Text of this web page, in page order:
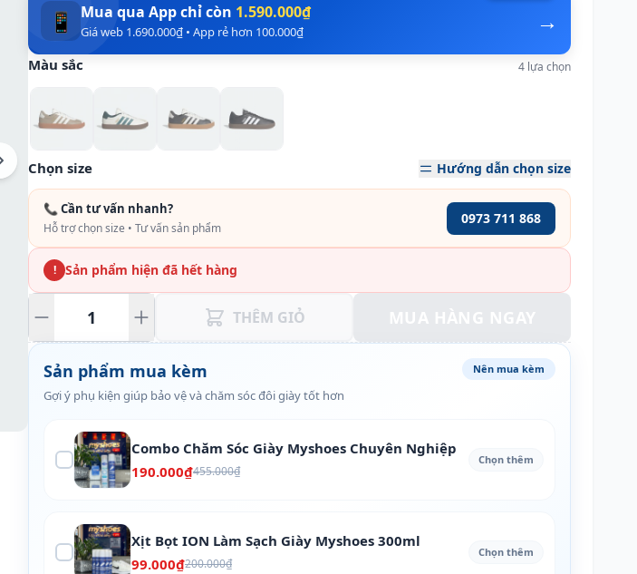
→
📱 Mua qua App chỉ còn 1.590.000₫
Giá web 1.690.000₫ • App rẻ hơn 100.000₫
Màu sắc 4 lựa chọn
Chọn size Hướng dẫn chọn size
📞 Cần tư vấn nhanh?
Hỗ trợ chọn size • Tư vấn sản phẩm
0973 711 868
! Sản phẩm hiện đã hết hàng
THÊM GIỎ
Sản phẩm mua kèm
Gợi ý phụ kiện giúp bảo vệ và chăm sóc đôi giày tốt hơn
Nên mua kèm
Combo Chăm Sóc Giày Myshoes Chuyên Nghiệp
190.000₫455.000₫
Chọn thêm
Xịt Bọt ION Làm Sạch Giày Myshoes 300ml
99.000₫200.000₫
Chọn thêm